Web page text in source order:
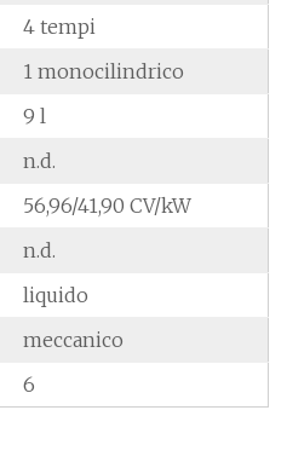
4 tempi
1 monocilindrico
9 l
n.d.
56,96/41,90 CV/kW
n.d.
liquido
meccanico
6